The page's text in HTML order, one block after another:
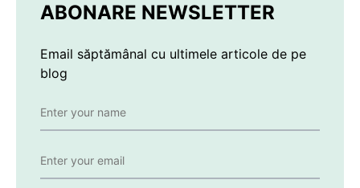
ABONARE NEWSLETTER
Email săptămânal cu ultimele articole de pe
blog